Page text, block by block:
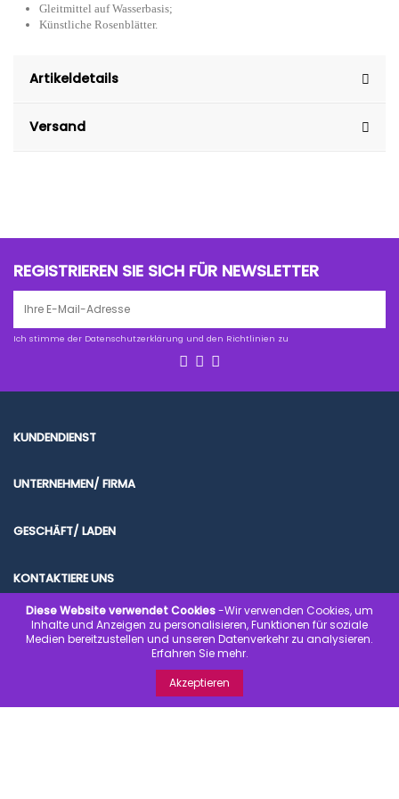
Gleitmittel auf Wasserbasis;
Künstliche Rosenblätter.
Artikeldetails
Versand
REGISTRIEREN SIE SICH FÜR NEWSLETTER
Ich stimme der Datenschutzerklärung und den Richtlinien zu
KUNDENDIENST
UNTERNEHMEN/ FIRMA
GESCHÄFT/ LADEN
KONTAKTIERE UNS
© 2020 www.kondombilliger.de | SICHER EINKAUFEN. SICHER BEZAHLEN.
SCHNELL GELIEFERT.
Diese Website verwendet Cookies-Wir verwenden Cookies, um
Inhalte und Anzeigen zu personalisieren, Funktionen für soziale
Medien bereitzustellen und unseren Datenverkehr zu analysieren.
Erfahren Sie mehr.
Akzeptieren